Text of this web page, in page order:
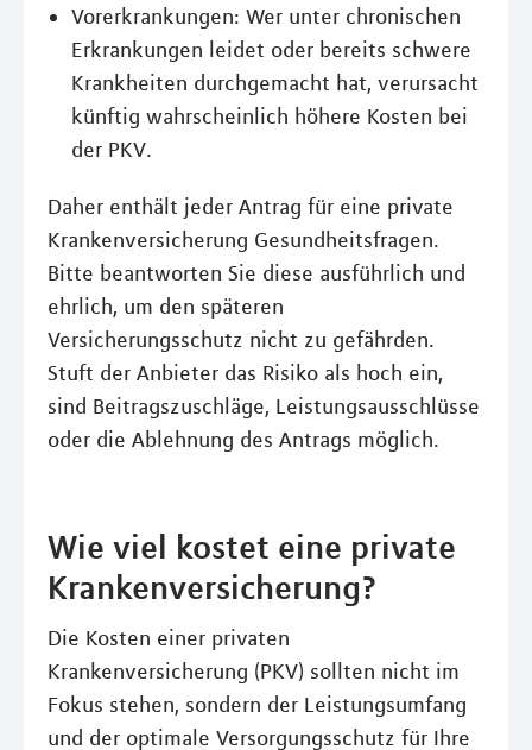
Vorerkrankungen: Wer unter chronischen
Erkrankungen leidet oder bereits schwere
Krankheiten durchgemacht hat, verursacht
künftig wahrscheinlich höhere Kosten bei
der PKV.
Daher enthält jeder Antrag für eine private
Krankenversicherung Gesundheitsfragen.
Bitte beantworten Sie diese ausführlich und
ehrlich, um den späteren
Versicherungsschutz nicht zu gefährden.
Stuft der Anbieter das Risiko als hoch ein,
sind Beitragszuschläge, Leistungsausschlüsse
oder die Ablehnung des Antrags möglich.
Wie viel kostet eine private
Krankenversicherung?
Die Kosten einer privaten
Krankenversicherung (PKV) sollten nicht im
Fokus stehen, sondern der Leistungsumfang
und der optimale Versorgungsschutz für Ihre